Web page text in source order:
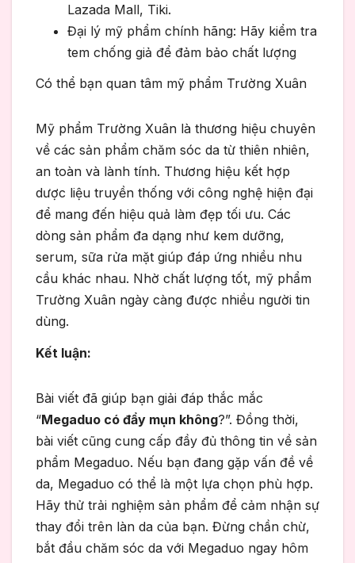
Lazada Mall, Tiki.
Đại lý mỹ phẩm chính hãng: Hãy kiểm tra
tem chống giả để đảm bảo chất lượng
Có thể bạn quan tâm mỹ phẩm Trường Xuân
Mỹ phẩm Trường Xuân là thương hiệu chuyên
về các sản phẩm chăm sóc da từ thiên nhiên,
an toàn và lành tính. Thương hiệu kết hợp
dược liệu truyền thống với công nghệ hiện đại
để mang đến hiệu quả làm đẹp tối ưu. Các
dòng sản phẩm đa dạng như kem dưỡng,
serum, sữa rửa mặt giúp đáp ứng nhiều nhu
cầu khác nhau. Nhờ chất lượng tốt, mỹ phẩm
Trường Xuân ngày càng được nhiều người tin
dùng.
Kết luận:
Bài viết đã giúp bạn giải đáp thắc mắc
“Megaduo có đẩy mụn không?”. Đồng thời,
bài viết cũng cung cấp đầy đủ thông tin về sản
phẩm Megaduo. Nếu bạn đang gặp vấn đề về
da, Megaduo có thể là một lựa chọn phù hợp.
Hãy thử trải nghiệm sản phẩm để cảm nhận sự
thay đổi trên làn da của bạn. Đừng chần chừ,
bắt đầu chăm sóc da với Megaduo ngay hôm